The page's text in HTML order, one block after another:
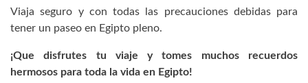
Viaja seguro y con todas las precauciones debidas para
tener un paseo en Egipto pleno.
¡Que disfrutes tu viaje y tomes muchos recuerdos
hermosos para toda la vida en Egipto!